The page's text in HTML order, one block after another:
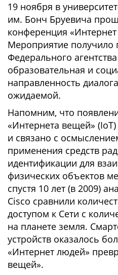
19 ноября в
им. Бонч Бруевича
конференция
Мероприятие получило
Федерального
образовательная и
направленность
ожидаемой.
Напомним, что
«Интернета вещей»
и связано с
применения средств
идентификации для
физических объектов
спустя 10 лет (в 2009)
Cisco сравнили
доступом к Сети с
на планете земля.
устройств оказалось
«Интернет людей»
вещей».